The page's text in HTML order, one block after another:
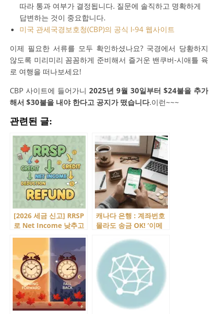
따라 통과 여부가 결정됩니다. 질문에 솔직하고 명확하게
답변하는 것이 중요합니다.
미국 관세국경보호청(CBP)의 공식 I-94 웹사이트
이제 필요한 서류를 모두 확인하셨나요? 국경에서 당황하지
않도록 미리미리 꼼꼼하게 준비해서 즐거운 밴쿠버-시애틀 육
로 여행을 떠나보세요!
CBP 사이트에 들어가니 2025년 9월 30일부터 $24불을 추가
해서 $30불을 내야 한다고 공지가 떴습니다.이런~~~
관련된 글:
[2026 세금 신고] RRSP
로 Net Income 낮추고
캐나다 은행 : 계좌번호
몰라도 송금 OK! ‘이메
드립니다.